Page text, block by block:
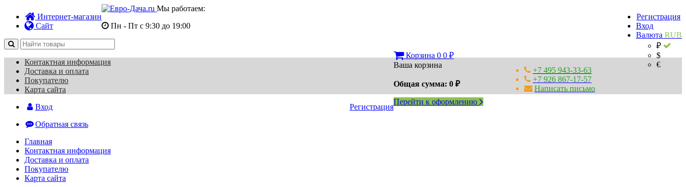
Интернет-магазин
Сайт
Регистрация
Вход
Валюта RUB
₽
$
€
Мы работаем:
Пн - Пт с 9:30 до 19:00
+7 495 943-33-63
+7 926 867-17-57
Написать письмо
Корзина 0 0 ₽
Ваша корзина
Общая сумма: 0 ₽
Перейти к оформлению
Контактная информация
Доставка и оплата
Покупателю
Карта сайта
Регистрация
Вход
Обратная связь
Главная
Контактная информация
Доставка и оплата
Покупателю
Карта сайта